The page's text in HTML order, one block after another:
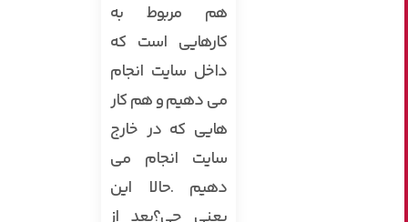
هم مربوط به
کارهایی است که
داخل سایت انجام
می دهیم و هم کار
هایی که در خارج
سایت انجام می
دهیم .حالا این